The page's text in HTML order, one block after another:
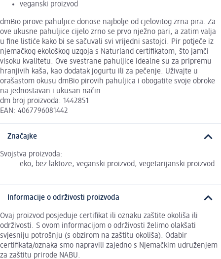
veganski proizvod
dmBio pirove pahuljice donose najbolje od cjelovitog zrna pira. Za
ove ukusne pahuljice cijelo zrno se prvo nježno pari, a zatim valja
u fine listiće kako bi se sačuvali svi vrijedni sastojci. Pir potječe iz
njemačkog ekološkog uzgoja s Naturland certifikatom, što jamči
visoku kvalitetu. Ove svestrane pahuljice idealne su za pripremu
hranjivih kaša, kao dodatak jogurtu ili za pečenje. Uživajte u
orašastom okusu dmBio pirovih pahuljica i obogatite svoje obroke
na jednostavan i ukusan način.
dm broj proizvoda: 1442851
EAN: 4067796081442
Značajke
Svojstva proizvoda:
eko, bez laktoze, veganski proizvod, vegetarijanski proizvod
Informacije o održivosti proizvoda
Ovaj proizvod posjeduje certifikat ili oznaku zaštite okoliša ili
održivosti. S ovom informacijom o održivosti želimo olakšati
svjesniju potrošnju (s obzirom na zaštitu okoliša). Odabir
certifikata/oznaka smo napravili zajedno s Njemačkim udruženjem
za zaštitu prirode NABU.